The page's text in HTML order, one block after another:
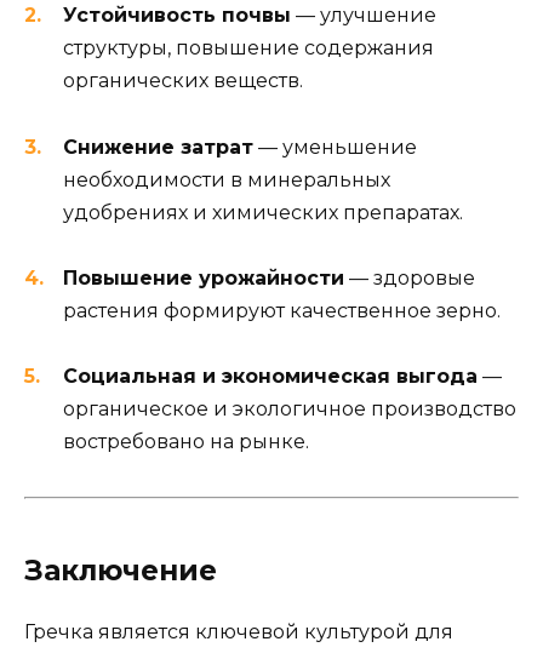
Устойчивость почвы — улучшение
структуры, повышение содержания
органических веществ.
Снижение затрат — уменьшение
необходимости в минеральных
удобрениях и химических препаратах.
Повышение урожайности — здоровые
растения формируют качественное зерно.
Социальная и экономическая выгода —
органическое и экологичное производство
востребовано на рынке.
Заключение
Гречка является ключевой культурой для